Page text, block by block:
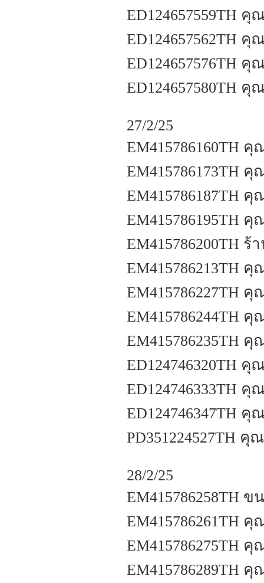
ED124657559TH
ED124657562TH
ED124657576TH
ED124657580TH
27/2/25
EM415786160TH
EM415786173TH
EM415786187TH
EM415786195TH
EM415786200TH
EM415786213TH
EM415786227TH
EM415786244TH
EM415786235TH
ED124746320TH
ED124746333TH
ED124746347TH
PD351224527TH คุ
28/2/25
EM415786258TH
EM415786261TH
EM415786275TH
EM415786289TH